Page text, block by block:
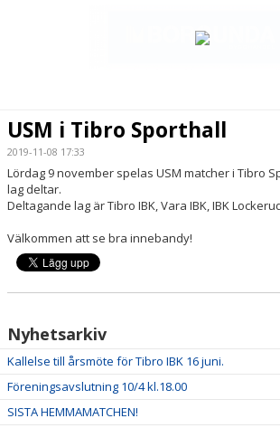
KALENDER
BILDGALLERI
MEDLEMSKAP
KONTAKT
OM KLUBBEN
USM i Tibro Sporthall
2019-11-08 17:33
Lördag 9 november spelas USM matcher i Tibro
lag deltar.
Deltagande lag är Tibro IBK, Vara IBK, IBK
Välkommen att se bra innebandy!
Nyhetsarkiv
Kallelse till årsmöte för Tibro IBK 16 juni.
Föreningsavslutning 10/4 kl.18.00
SISTA HEMMAMATCHEN!